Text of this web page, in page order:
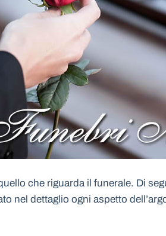
che riguarda il funerale. Di
nel dettaglio ogni aspetto